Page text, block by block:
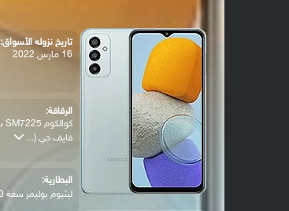
تاريخ نزوله الأسواق:
16 مارس 2022
الرقاقة:
فايف جي (...
البطارية:
ليثيوم بوليمر سعة 5000 مللي أمبير, غير ق...